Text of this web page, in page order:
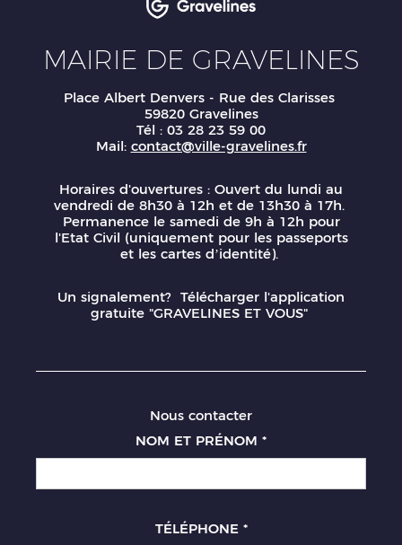
MAIRIE DE GRAVELINES
Place Albert Denvers - Rue des Clarisses
59820 Gravelines
Tél : 03 28 23 59 00
Mail: contact@ville-gravelines.fr
Horaires d'ouvertures : Ouvert du lundi au
vendredi de 8h30 à 12h et de 13h30 à 17h.
Permanence le samedi de 9h à 12h pour
l'Etat Civil (uniquement pour les passeports
et les cartes d’identité).
Un signalement? Télécharger l'application
gratuite "GRAVELINES ET VOUS"
Nous contacter
NOM ET PRÉNOM *
TÉLÉPHONE *